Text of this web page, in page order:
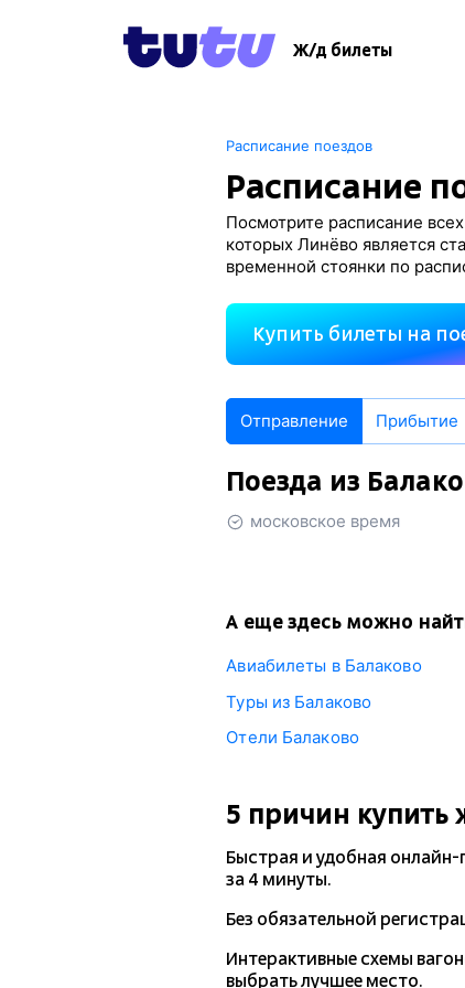
Ж/д билеты
Расписание поездов
Расписание
Посмотрите расписание
которых Линёво является
временной стоянки по
Купить билеты на
Отправление Прибытие
Поезда из
московское время
А еще здесь можно
Авиабилеты в Балаково
Туры из Балаково
Отели Балаково
5 причин купить
Быстрая и удобная онлайн-
за 4 минуты.
Без обязательной
Интерактивные схемы
выбрать лучшее место.